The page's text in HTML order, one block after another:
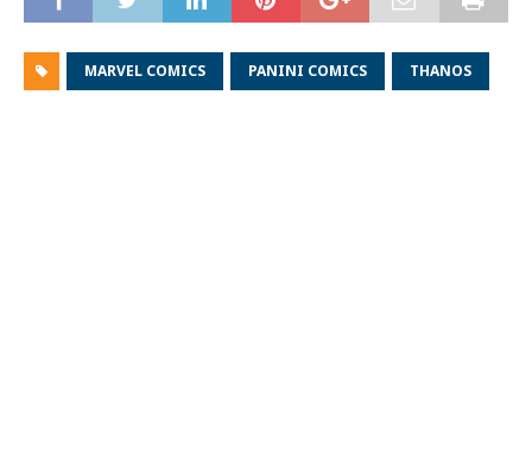
MARVEL COMICS PANINI COMICS THANOS